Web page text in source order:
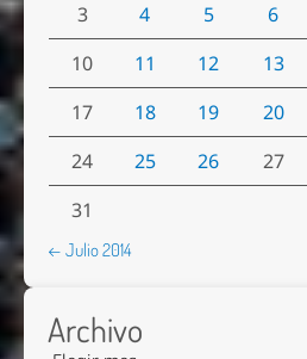
3 4 5 6
10
11 12 13
17
18 19 20
24
25 26 27
31
← Julio 2014
Archivo